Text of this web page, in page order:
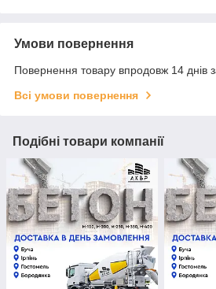
Умови повернення
Повернення товару впродовж 14 днів
Всі умови повернення
Подібні товари компанії